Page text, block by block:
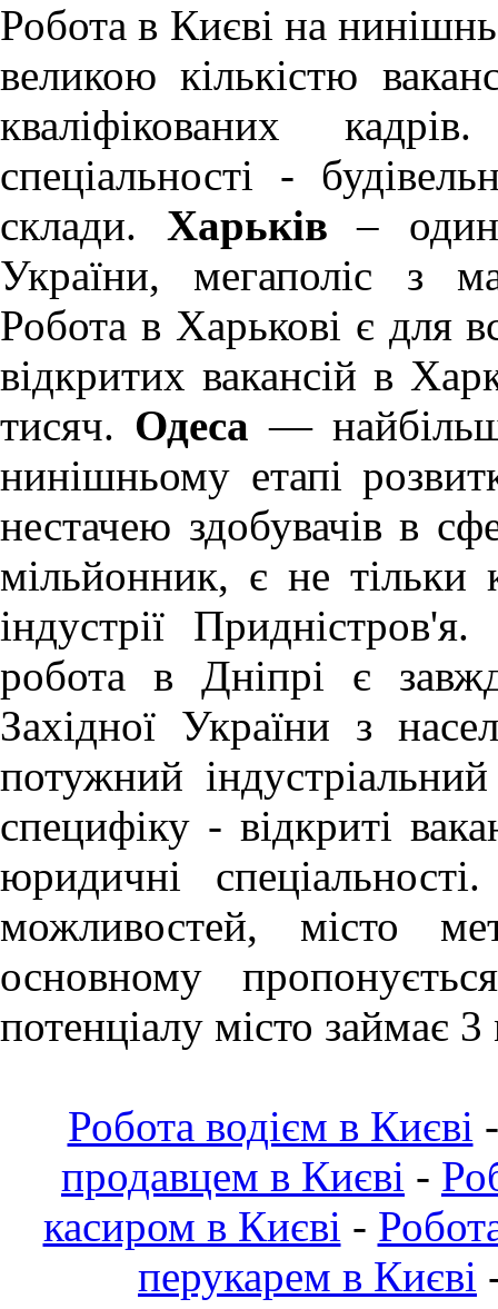
Робота в Києві на
великою кількістю
кваліфікованих
спеціальності -
склади. Харьків –
України, мегаполіс з
Робота в Харькові є для
відкритих вакансій в
тисяч. Одеса —
нинішньому етапі
нестачею здобувачів в
мільйонник, є не тільки
індустрії
робота в Дніпрі є
Західної України з
потужний
специфіку - відкриті
юридичні
можливостей, місто
основному
потенціалу місто займає 3
Робота водієм в Києві
продавцем в Києві -
касиром в Києві -
перукарем в Києві